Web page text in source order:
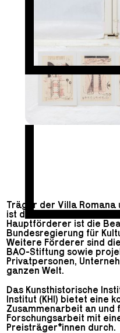
Träger der Villa Romana
ist der Villa Romana e.V.
Hauptförderer ist die
Bundesregierung für
Weitere Förderer sind
BAO-Stiftung sowie
Privatpersonen,
ganzen Welt.
Das Kunsthistorische
Institut (KHI) bietet eine
Zusammenarbeit an und
Forschungsarbeit mit
Preisträger*innen durch.